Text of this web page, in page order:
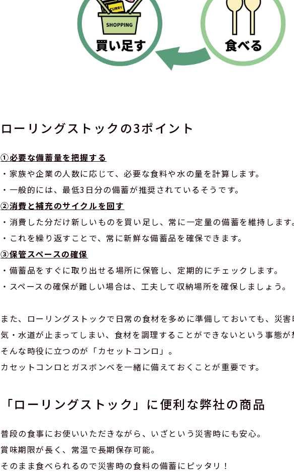
ローリングストックの3ポイント
①必要な備蓄量を把握する
・家族や企業の人数に応じて、必要な食料や水の量を計算します。
・一般的には、最低3日分の備蓄が推奨されているそうです。
②消費と補充のサイクルを回す
・消費した分だけ新しいものを買い足し、常に一定量の備蓄を維持します。
・これを繰り返すことで、常に新鮮な備蓄品を確保できます。
③保管スペースの確保
・備蓄品をすぐに取り出せる場所に保管し、定期的にチェックします。
・スペースの確保が難しい場合は、工夫して収納場所を確保しましょう。
また、ローリングストックで日常の食材を多めに準備しておいても、災
気・水道が止まってしまい、食材を調理することができないという事態が
そんな時役に立つのが「カセットコンロ」。
カセットコンロとガスボンベを一緒に備えておくことが重要です。
「ローリングストック」に便利な弊社の商品
普段の食事にお使いいただきながら、いざという災害時にも安心。
賞味期限が長く、常温で長期保存可能。
そのまま食べられるので災害時の食料の備蓄にピッタリ！